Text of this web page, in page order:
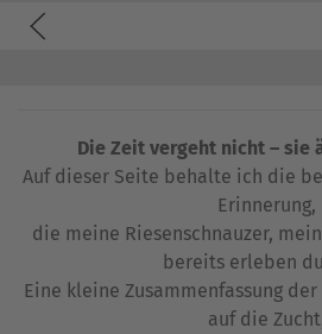
Die Zeit vergeht nicht – sie
Auf dieser Seite behalte ich die
Erinnerung,
die meine Riesenschnauzer,
bereits erleben
Eine kleine Zusammenfassung
auf die